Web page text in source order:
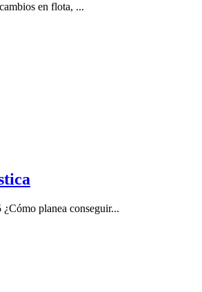
en flota, ...
planea conseguir...